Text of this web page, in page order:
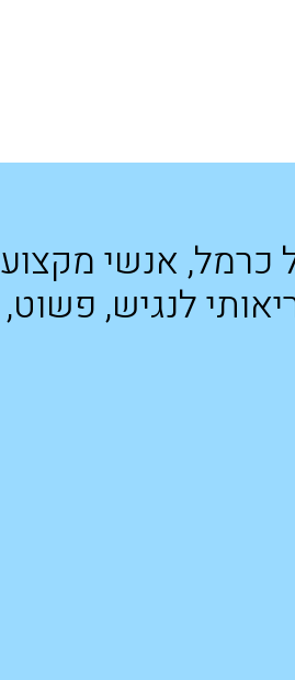
כרמל, אנשי מקצוע
לנגיש, פשוט,